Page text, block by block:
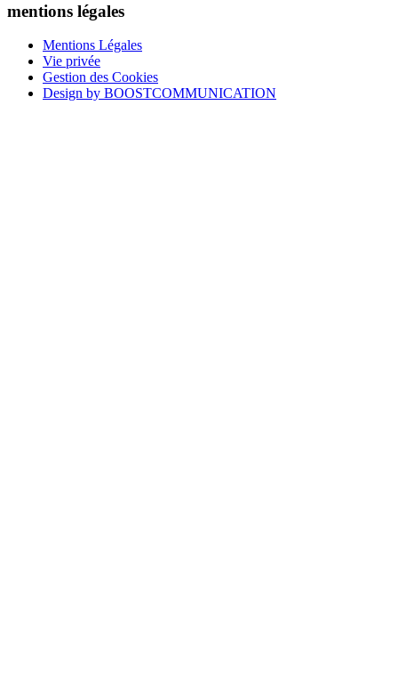
mentions légales
Mentions Légales
Vie privée
Gestion des Cookies
Design by BOOSTCOMMUNICATION